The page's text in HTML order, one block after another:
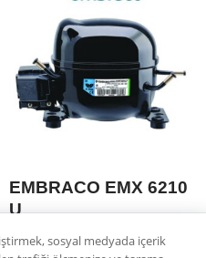
EMBRACO EMX 6210
U
sosyal medyada içerik